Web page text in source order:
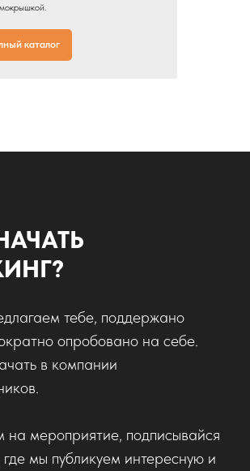
каталог
тебе, поддержано
опробовано на себе.
в компании
на мероприятие, подписывайся
мы публикуем интересную и